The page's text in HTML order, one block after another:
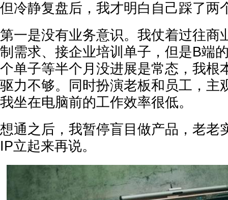
但冷静复盘后，我才明白自己踩了两
第一是没有业务意识。我仗着过往商
制需求、接企业培训单子，但是B端
个单子等半个月没进展是常态，我根
驱力不够。同时扮演老板和员工，主
我坐在电脑前的工作效率很低。
想通之后，我暂停盲目做产品，老老
IP立起来再说。